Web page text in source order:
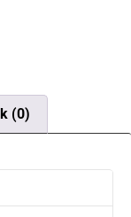
(0)